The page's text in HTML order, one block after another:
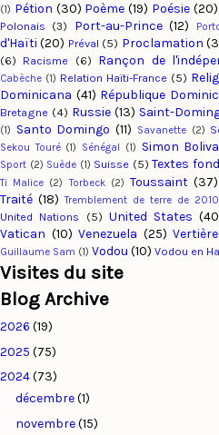
(1) Pétion (30) Poème (19) Poésie (20)
Polonais (3) Port-au-Prince (12)
d'Haïti (20) Préval (5) Proclamation
(6) Racisme (6) Rançon de
Cabèche (1) Relation Haïti-France (5)
Dominicana (41) République
Bretagne (4) Russie (13) Saint-
(1)
Santo Domingo (11) Savanette (2)
Sekou Touré (1) Sénégal (1) Simon
Sport (2) Suède (1) Suisse (5) Textes
Ti Malice (2) Torbeck (2) Toussaint (37)
Traité (18) Tremblement de terre de 2010
United Nations (5) United States
Vatican (10) Venezuela (25)
Guillaume Sam (1) Vodou (10) Vodou en
Visites du site
Blog Archive
2026 (19)
2025 (75)
2024(73)
décembre(1)
novembre(15)